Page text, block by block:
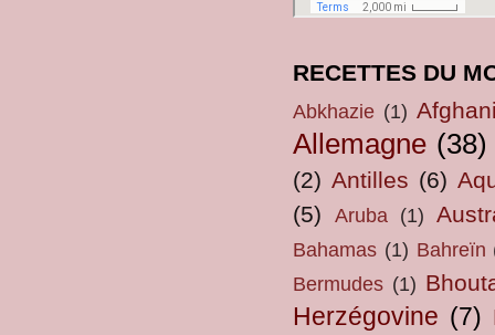
RECETTES DU
Abkhazie (1)
Allemagne (38)
(2) Antilles (6)
(5)
Aruba (1)
Bahamas (1) Bahreïn
Bermudes (1)
Herzégovine (7)